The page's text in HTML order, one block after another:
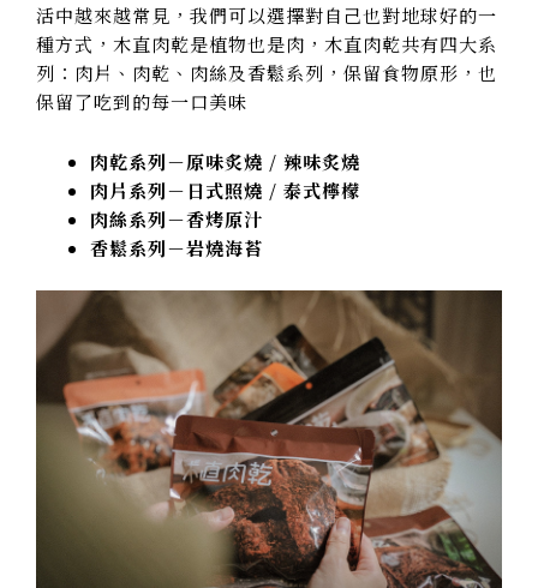
活中越來越常見，我們可以選擇對自己也對地球好的一
種方式，木直肉乾是植物也是肉，木直肉乾共有四大系
列：肉片、肉乾、肉絲及香鬆系列，保留食物原形，也
保留了吃到的每一口美味
肉乾系列－原味炙燒 / 辣味炙燒
肉片系列－日式照燒 / 泰式檸檬
肉絲系列－香烤原汁
香鬆系列－岩燒海苔